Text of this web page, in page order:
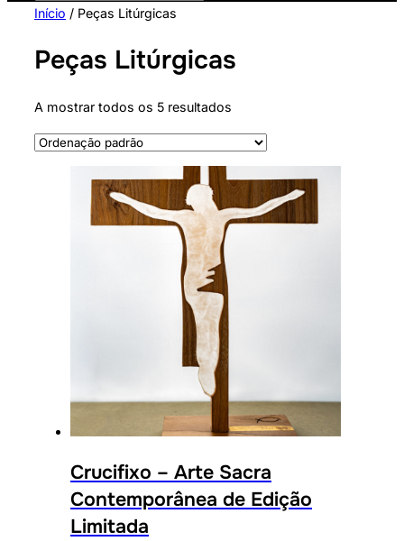
Início / Peças Litúrgicas
Peças Litúrgicas
A mostrar todos os 5 resultados
Crucifixo – Arte Sacra
Contemporânea de Edição
Limitada